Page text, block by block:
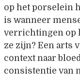
op het porselein
is wanneer
verrichtingen op
ze zijn? Een arts
context naar
consistentie van